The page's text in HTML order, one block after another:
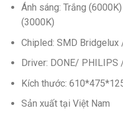
Ánh sáng: Trắng
(3000K)
Chipled: SMD
Driver: DONE/ PHILIPS
Kích thước:
Sản xuất tại Việt Nam